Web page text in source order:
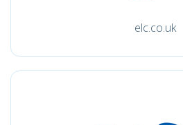
elc.co.uk